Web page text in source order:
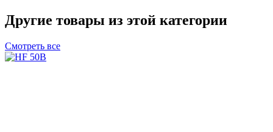
Другие товары из этой категории
Смотреть все